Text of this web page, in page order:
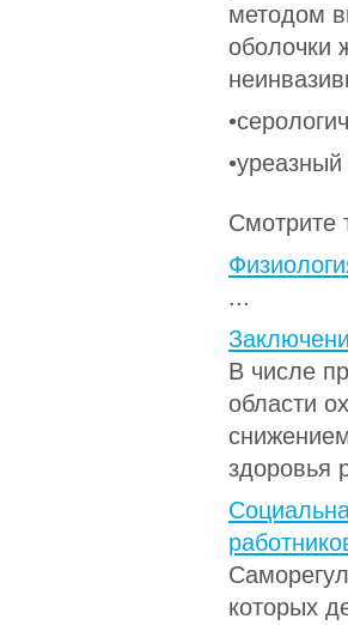
методом
оболочки
Смотрите
...
В числе
области
здоровья
которых